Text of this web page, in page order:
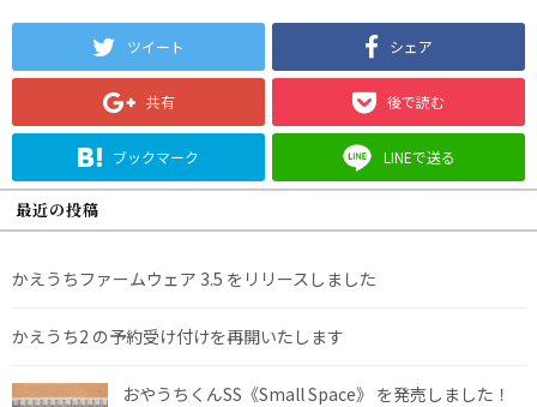
ツイート シェア
共有 後で読む
ブックマーク LINEで送る
最近の投稿
かえうちファームウェア 3.5 をリリースしました
かえうち2 の予約受け付けを再開いたします
おやうちくんSS《Small Space》 を発売しました！